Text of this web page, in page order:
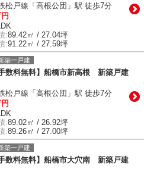
松戸線「高根公団」駅 徒歩7分
:89.42㎡ / 27.04坪
:91.22㎡ / 27.59坪
築一戸建
手数料無料】船橋市新高根 新築戸建
松戸線「高根公団」駅 徒歩7分
:89.02㎡ / 26.92坪
:89.26㎡ / 27.00坪
築一戸建
手数料無料】船橋市大穴南 新築戸建